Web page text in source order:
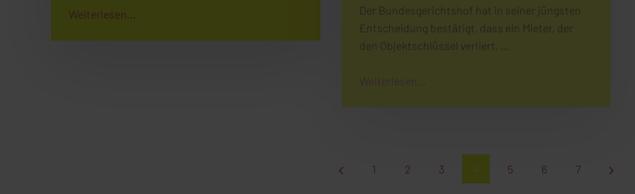
Weiterlesen...
Der Bundesgerichtshof hat in seiner jüngsten
Entscheidung bestätigt, dass ein Mieter, der
den Objektschlüssel verliert, …
Weiterlesen...
1 2 3 4 5 6 7